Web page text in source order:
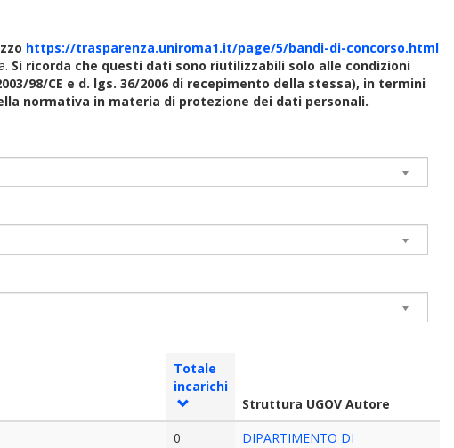
https://trasparenza.uniroma1.it/page/5/bandi-di-concorso.html
Si ricorda che questi dati sono riutilizzabili solo alle condizioni
98/CE e d. lgs. 36/2006 di recepimento della stessa), in termini
normativa in materia di protezione dei dati personali.
Totale
incarichi
Struttura UGOV Autore
0
DIPARTIMENTO DI